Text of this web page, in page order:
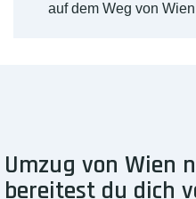
auf dem Weg von
Umzug von Wien
bereitest du dich